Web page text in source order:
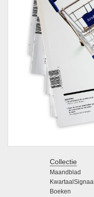
Collectie
Maandblad
KwartaalSignaal
Boeken